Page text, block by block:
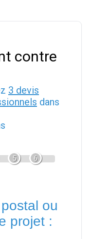
contre
3 devis
dans
5 6
ou
projet :